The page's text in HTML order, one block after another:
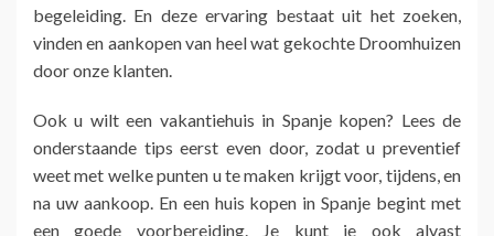
begeleiding. En deze ervaring bestaat uit het zoeken,
vinden en aankopen van heel wat gekochte Droomhuizen
door onze klanten.
Ook u wilt een vakantiehuis in Spanje kopen? Lees de
onderstaande tips eerst even door, zodat u preventief
weet met welke punten u te maken krijgt voor, tijdens, en
na uw aankoop. En een huis kopen in Spanje begint met
een goede voorbereiding. Je kunt je ook alvast